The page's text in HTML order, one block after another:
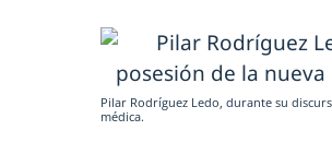
Pilar Rodríguez Ledo, durante su
médica.